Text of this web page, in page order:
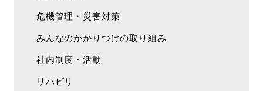
危機管理・災害対策
みんなのかかりつけの取り組み
社内制度・活動
リハビリ